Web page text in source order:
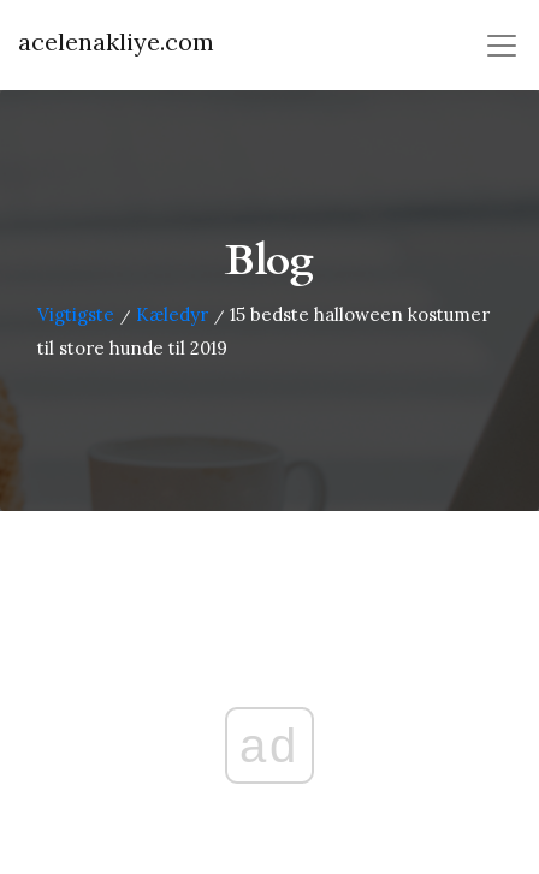
acelenakliye.com
Blog
Vigtigste / Kæledyr / 15 bedste halloween kostumer
til store hunde til 2019
ad